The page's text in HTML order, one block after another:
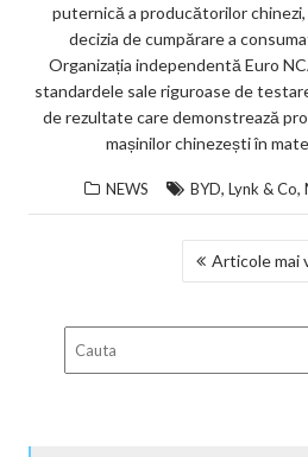
puternică a producătorilor
decizia de cumpărare a
Organizația independentă Euro
standardele sale riguroase de
de rezultate care demonstrează
mașinilor chinezești în
NEWS BYD, Lynk & Co,
ARTICOLE
Articole mai